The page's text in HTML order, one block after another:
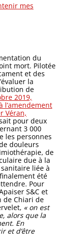
mes
du
mort. Pilotée
et des
la
de
2019,
l’amendement
Véran,
pour deux
3 000
les personnes
douleurs
de
due à la
liée à
été
Pour
S&C et
de Chiari de
«on est
alors que la
En
et d’être